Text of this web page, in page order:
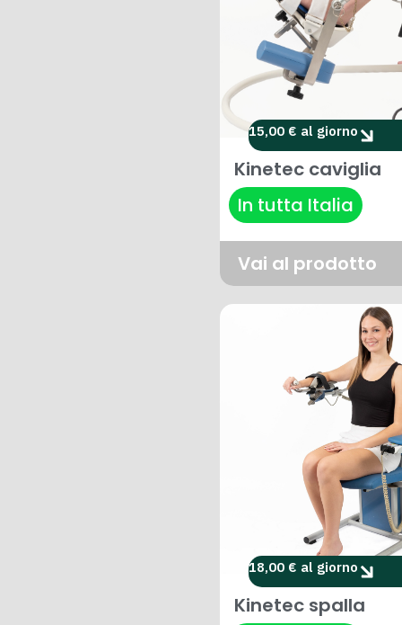
15,00 € al giorno
Kinetec caviglia
In tutta Italia
Vai al prodotto
18,00 € al giorno
Kinetec spalla